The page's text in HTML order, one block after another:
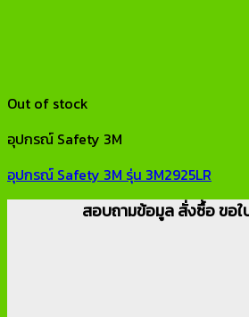
Out of stock
อุปกรณ์ Safety 3M
อุปกรณ์ Safety 3M รุ่น 3M2925LR
สอบถามข้อมูล สั่งซื้อ ขอใ